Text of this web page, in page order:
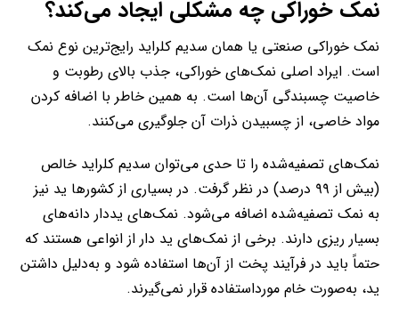
نمک خوراکی چه مشکلی ایجاد می‌کند؟
نمک خوراکی صنعتی یا همان سدیم کلراید رایج‌ترین نوع نمک
است. ایراد اصلی نمک‌های خوراکی، جذب بالای رطوبت و
خاصیت چسبندگی آن‌ها است. به همین خاطر با اضافه کردن
مواد خاصی، از چسبیدن ذرات آن جلوگیری می‌کنند.
نمک‌های تصفیه‌شده را تا حدی می‌توان سدیم کلراید خالص
(بیش از ۹۹ درصد) در نظر گرفت. در بسیاری از کشورها ید نیز
به نمک تصفیه‌شده اضافه می‌شود. نمک‌های یددار دانه‌های
بسیار ریزی دارند. برخی از نمک‌های ید دار از انواعی هستند که
حتماً باید در فرآیند پخت از آن‌ها استفاده شود و به‌دلیل داشتن
ید، به‌صورت خام مورداستفاده قرار نمی‌گیرند.